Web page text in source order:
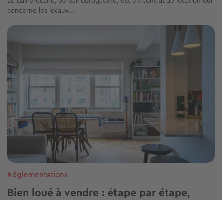
concerne les locaux...
Image
Réglementations
Bien loué à vendre : étape par étape,